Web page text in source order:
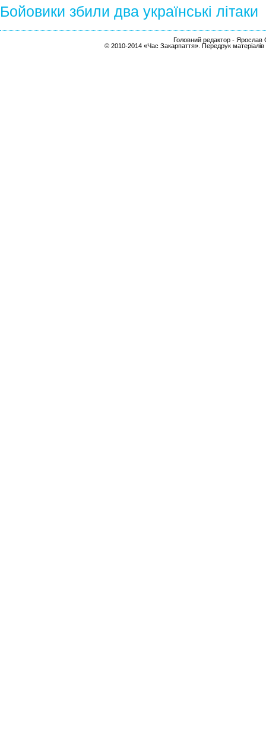
Бойовики збили два українські літаки
Головний редактор - Ярослав
© 2010-2014 «Час Закарпаття». Передрук